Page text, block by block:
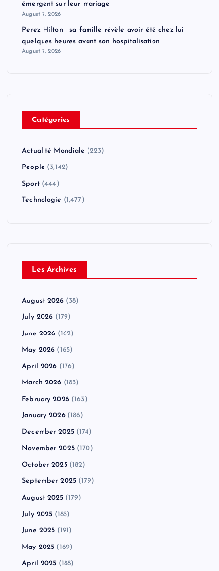
émergent sur leur mariage
August 7, 2026
Perez Hilton : sa famille révèle avoir été chez lui
quelques heures avant son hospitalisation
August 7, 2026
Catégories
Actualité Mondiale (223)
People (3,142)
Sport(444)
Technologie (1,477)
Les Archives
August 2026 (38)
July 2026 (179)
June 2026 (162)
May 2026 (165)
April 2026 (176)
March 2026 (183)
February 2026(163)
January 2026(186)
December 2025(174)
November 2025(170)
October 2025(182)
September 2025 (179)
August 2025 (179)
July 2025 (185)
June 2025 (191)
May 2025 (169)
April 2025 (188)